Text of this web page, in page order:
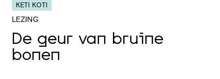
KETI KOTI
LEZING
De geur van bruine
bonen